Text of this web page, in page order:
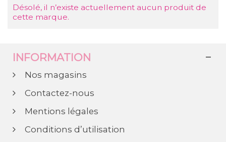
Désolé, il n’existe actuellement aucun produit de
cette marque.
INFORMATION
Nos magasins
Contactez-nous
Mentions légales
Conditions d’utilisation